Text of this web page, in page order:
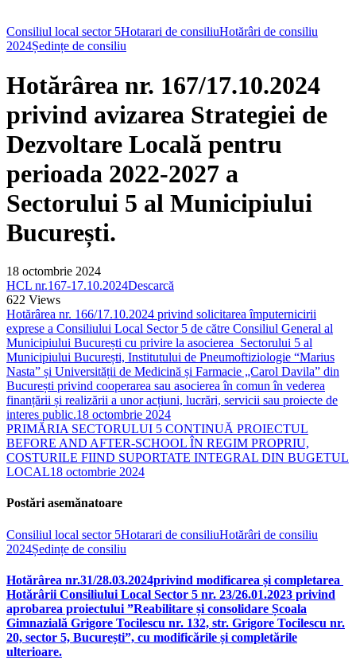
Consiliul local sector 5Hotarari de consiliuHotărâri de consiliu
2024Ședințe de consiliu
Hotărârea nr. 167/17.10.2024
privind avizarea Strategiei de
Dezvoltare Locală pentru
perioada 2022-2027 a
Sectorului 5 al Municipiului
București.
18 octombrie 2024
HCL nr.167-17.10.2024Descarcă
622 Views
Hotărârea nr. 166/17.10.2024 privind solicitarea împuternicirii
exprese a Consiliului Local Sector 5 de către Consiliul General al
Municipiului București cu privire la asocierea Sectorului 5 al
Municipiului București, Institutului de Pneumoftiziologie “Marius
Nasta” și Universității de Medicină și Farmacie „Carol Davila” din
București privind cooperarea sau asocierea în comun în vederea
finanțării și realizării a unor acțiuni, lucrări, servicii sau proiecte de
interes public.18 octombrie 2024
PRIMĂRIA SECTORULUI 5 CONTINUĂ PROIECTUL
BEFORE AND AFTER-SCHOOL ÎN REGIM PROPRIU,
COSTURILE FIIND SUPORTATE INTEGRAL DIN BUGETUL
LOCAL18 octombrie 2024
Postări asemănatoare
Consiliul local sector 5Hotarari de consiliuHotărâri de consiliu
2024Ședințe de consiliu
Hotărârea nr.31/28.03.2024privind modificarea și completarea
Hotărârii Consiliului Local Sector 5 nr. 23/26.01.2023 privind
aprobarea proiectului ”Reabilitare și consolidare Școala
Gimnazială Grigore Tocilescu nr. 132, str. Grigore Tocilescu nr.
20, sector 5, București”, cu modificările și completările
ulterioare.